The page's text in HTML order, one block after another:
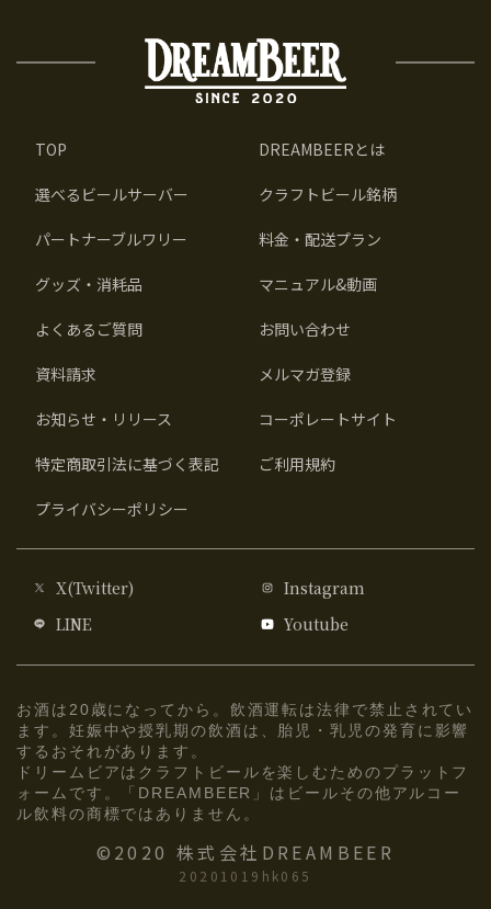
TOP DREAMBEERとは
選べるビールサーバー クラフトビール銘柄
パートナーブルワリー 料金・配送プラン
グッズ・消耗品 マニュアル&動画
よくあるご質問 お問い合わせ
資料請求 メルマガ登録
お知らせ・リリース コーポレートサイト
特定商取引法に基づく表記 ご利用規約
プライバシーポリシー
X(Twitter)
Instagram
LINE
Youtube
お酒は20歳になってから。飲酒運転は法律で禁止されてい
ます。妊娠中や授乳期の飲酒は、胎児・乳児の発育に影響
するおそれがあります。
ドリームビアはクラフトビールを楽しむためのプラットフ
ォームです。「DREAMBEER」はビールその他アルコー
ル飲料の商標ではありません。
20201019hk065
©2020 株式会社DREAMBEER